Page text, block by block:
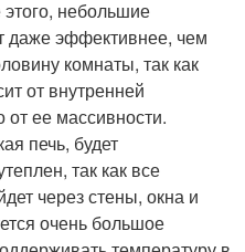
небольшие
даже эффективнее, чем
комнаты, так как
от внутренней
от ее массивности.
печь, будет
так как все
через стены, окна и
очень большое